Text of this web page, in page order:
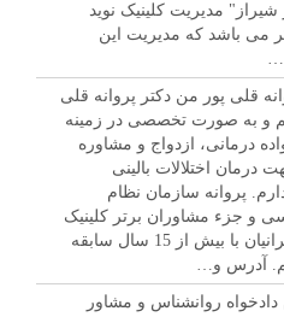
مدیریت کلینیک نوید
می باشد که مدیریت این
قلی پور من دکتر پروانه قلی
و به صورت تخصصی در زمینه
درمانی، ازدواج و مشاوره
درمان اختلالات بالینی
پروانه سازمان نظام
و جزء مشاوران برتر کلینیک
ستاره ایرانیان با بیش از 15 سال سابقه
آدرس و…
روانشناس و مشاور